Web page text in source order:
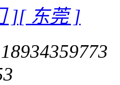
][ 东莞 ]
18934359773